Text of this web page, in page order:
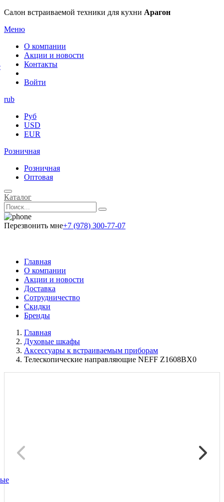
Салон встраиваемой техники для кухни Арагон
Меню
О компании
Акции и новости
Контакты
Войти
rub
Руб
USD
EUR
Розничная
Розничная
Оптовая
Каталог
Перезвонить мне+7 (978) 300-77-07
Главная
О компании
Акции и новости
Доставка
Сотрудничество
Скидки
Бренды
Главная
Духовые шкафы
Аксессуары к встраиваемым приборам
Телескопические направляющие NEFF Z1608BX0